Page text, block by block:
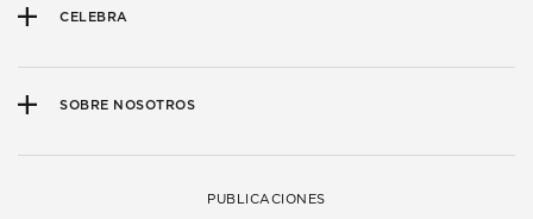
CELEBRA
SOBRE NOSOTROS
PUBLICACIONES